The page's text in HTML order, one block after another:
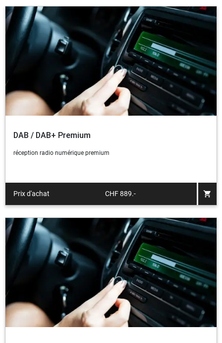
DAB / DAB+ Premium
réception radio numérique premium
Prix d'achat CHF 889.- shopping_cart